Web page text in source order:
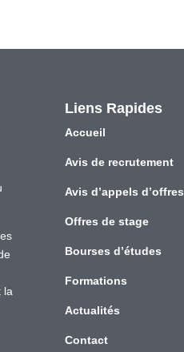
la
Liens Rapides
Accueil
Avis de recrutement
Avis d’appels d’offres
Offres de stage
Bourses d’études
Formations
Actualités
Contact